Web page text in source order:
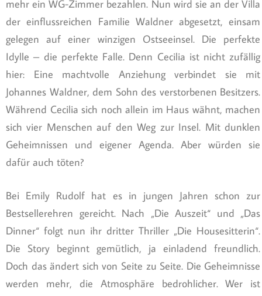
mehr ein WG-Zimmer bezahlen. Nun wird sie an der Villa
der einflussreichen Familie Waldner abgesetzt, einsam
gelegen auf einer winzigen Ostseeinsel. Die perfekte
Idylle – die perfekte Falle. Denn Cecilia ist nicht zufällig
hier: Eine machtvolle Anziehung verbindet sie mit
Johannes Waldner, dem Sohn des verstorbenen Besitzers.
Während Cecilia sich noch allein im Haus wähnt, machen
sich vier Menschen auf den Weg zur Insel. Mit dunklen
Geheimnissen und eigener Agenda. Aber würden sie
dafür auch töten?
Bei Emily Rudolf hat es in jungen Jahren schon zur
Bestsellerehren gereicht. Nach „Die Auszeit“ und „Das
Dinner“ folgt nun ihr dritter Thriller „Die Housesitterin“.
Die Story beginnt gemütlich, ja einladend freundlich.
Doch das ändert sich von Seite zu Seite. Die Geheimnisse
werden mehr, die Atmosphäre bedrohlicher. Wer ist